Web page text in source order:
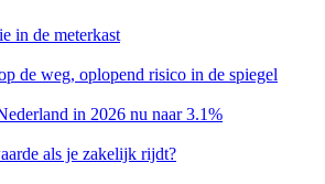
in de meterkast
de weg, oplopend risico in de spiegel
in 2026 nu naar 3.1%
als je zakelijk rijdt?